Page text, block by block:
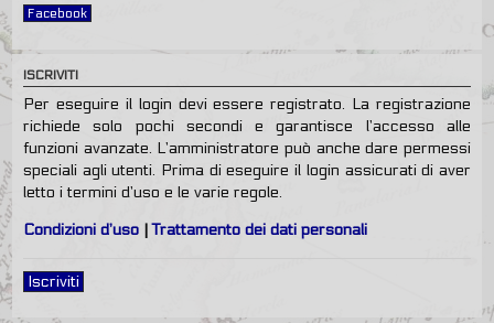
Facebook
ISCRIVITI
Per eseguire il login devi essere registrato. La registrazione
richiede solo pochi secondi e garantisce l’accesso alle
funzioni avanzate. L’amministratore può anche dare permessi
speciali agli utenti. Prima di eseguire il login assicurati di aver
letto i termini d’uso e le varie regole.
Condizioni d’uso |Trattamento dei dati personali
Iscriviti